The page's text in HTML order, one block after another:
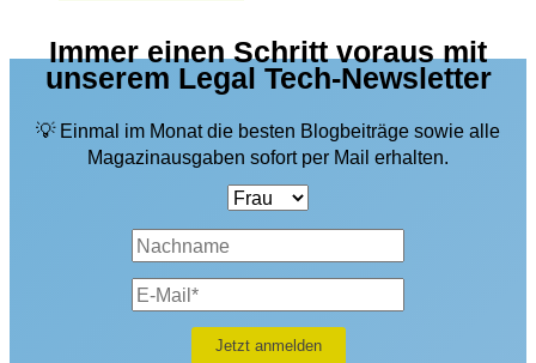
Immer einen Schritt voraus mit
unserem Legal Tech-Newsletter
💡 Einmal im Monat die besten Blogbeiträge sowie alle
Magazinausgaben sofort per Mail erhalten.